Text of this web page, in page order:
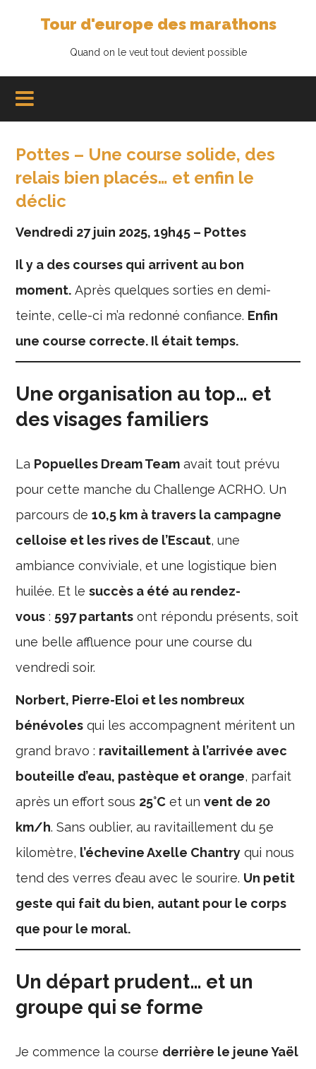
Tour d'europe des marathons
Quand on le veut tout devient possible
Pottes – Une course solide, des
relais bien placés… et enfin le
déclic
Vendredi 27 juin 2025, 19h45 – Pottes
Il y a des courses qui arrivent au bon
moment. Après quelques sorties en demi-
teinte, celle-ci m’a redonné confiance. Enfin
une course correcte. Il était temps.
Une organisation au top… et
des visages familiers
La Popuelles Dream Team avait tout prévu
pour cette manche du Challenge ACRHO. Un
parcours de10,5 km à travers la campagne
celloise et les rives de l’Escaut, une
ambiance conviviale, et une logistique bien
huilée. Et lesuccès a été au rendez-
vous : 597 partants ont répondu présents, soit
une belle affluence pour une course du
vendredi soir.
Norbert, Pierre-Eloi et les nombreux
bénévoles qui les accompagnent méritent un
grand bravo : ravitaillement à l’arrivée avec
bouteille d’eau, pastèque et orange, parfait
après un effort sous 25°C et unvent de 20
km/h. Sans oublier, au ravitaillement du 5e
kilomètre, l’échevine Axelle Chantry qui nous
tend des verres d’eau avec le sourire. Un petit
geste qui fait du bien, autant pour le corps
que pour le moral.
Un départ prudent… et un
groupe qui se forme
Je commence la course derrière le jeune Yaël